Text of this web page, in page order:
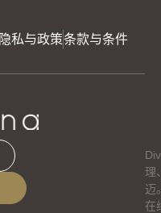
隐私与政策条款与条件
理
迈
在